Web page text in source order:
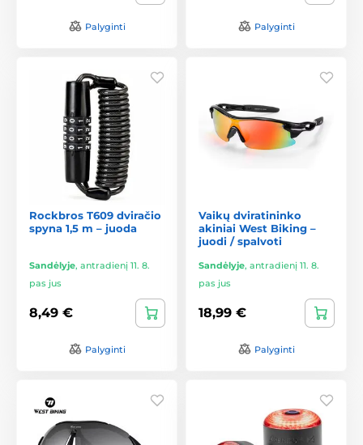
Palyginti Palyginti
Rockbros T609 dviračio
spyna 1,5 m – juoda
Sandėlyje, antradienį 11. 8.
pas jus
8,49 €
Palyginti
Vaikų dviratininko
akiniai West Biking –
juodi / spalvoti
Sandėlyje, antradienį 11. 8.
pas jus
18,99 €
Palyginti